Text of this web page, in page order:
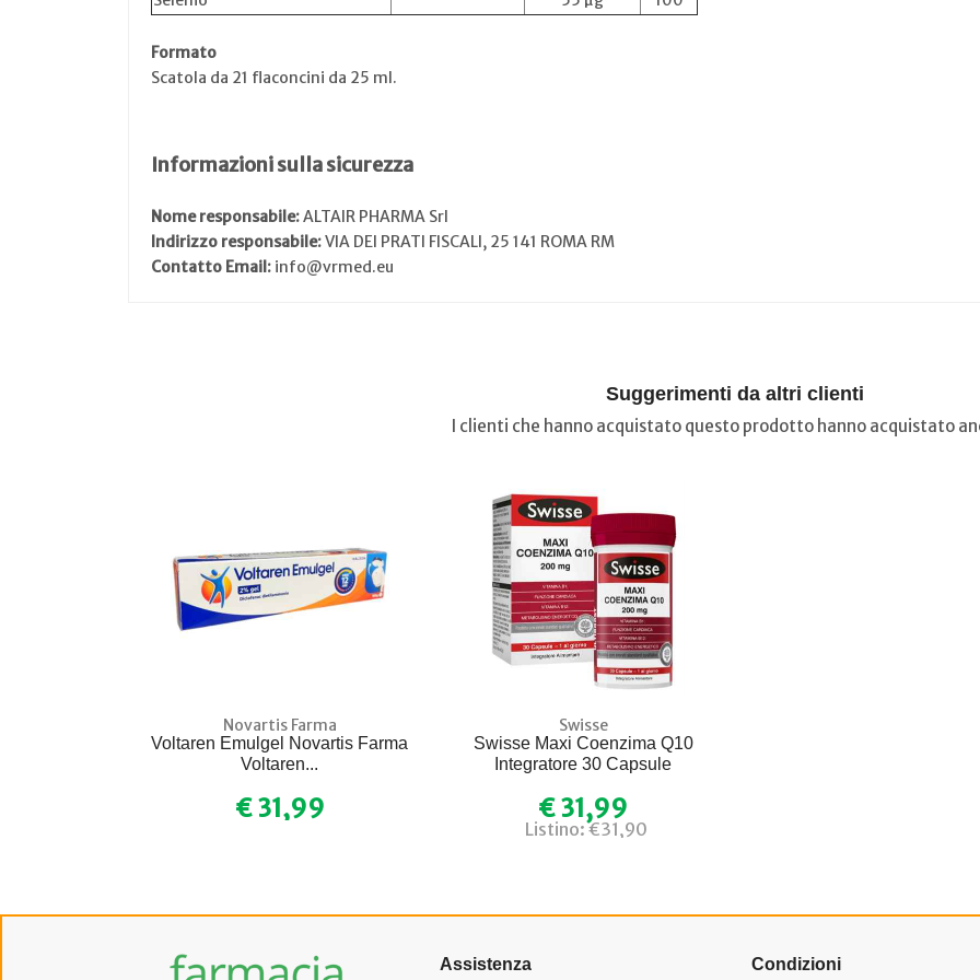
Formato
Scatola da 21 flaconcini da 25 ml.
Informazioni sulla sicurezza
Nome responsabile:ALTAIR PHARMA Srl
Indirizzo responsabile:VIA DEI PRATI FISCALI, 25 141 ROMA RM
Contatto Email: info@vrmed.eu
Suggerimenti da altri clienti
I clienti che hanno acquistato questo prodotto hanno acquistato
Novartis Farma
Voltaren Emulgel Novartis Farma
Voltaren...
€ 31,99
Swisse
Swisse Maxi Coenzima Q10
Integratore 30 Capsule
€ 31,99
Listino: €31,90
Assistenza Condizioni